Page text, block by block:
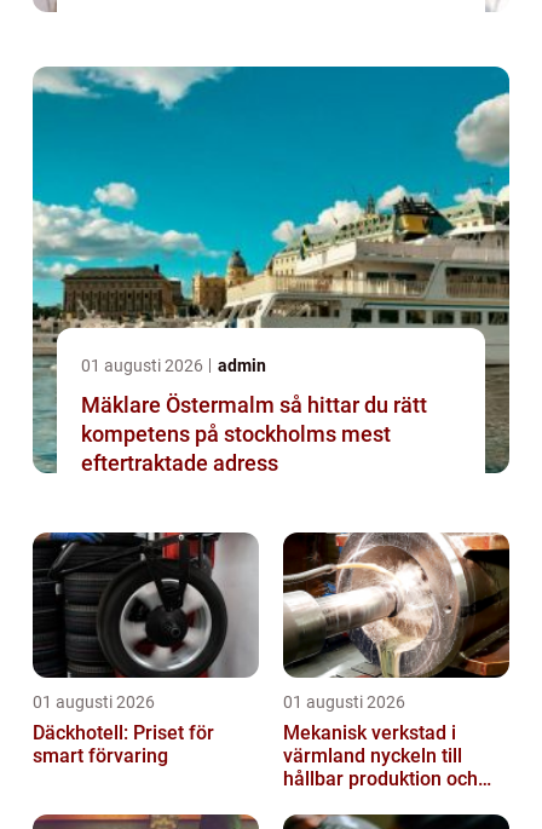
01 augusti 2026 admin
Mäklare Östermalm så hittar du rätt
kompetens på stockholms mest
eftertraktade adress
01 augusti 2026
Däckhotell: Priset för
smart förvaring
01 augusti 2026
Mekanisk verkstad i
värmland nyckeln till
hållbar produktion och